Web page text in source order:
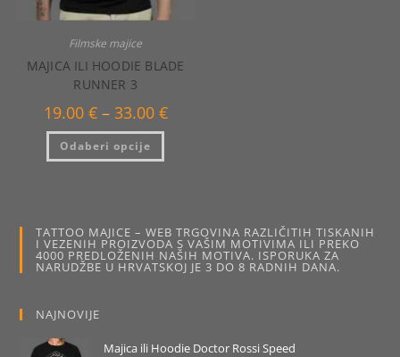
Filmske majice
MAJICA ILI HOODIE BLADE
RUNNER 3
19.00 € – 33.00 €Raspon
cijena:
Odaberi opcije
Ovaj
ima
odabrati
na
stranici
proizvoda
TATTOO MAJICE – WEB TRGOVINA RAZLIČITIH TISKANIH
I VEZENIH PROIZVODA S VAŠIM MOTIVIMA ILI PREKO
4000 PREDLOŽENIH NAŠIH MOTIVA. ISPORUKA ZA
NARUDŽBE U HRVATSKOJ JE 3 DO 8 RADNIH DANA.
NAJNOVIJE
Majica ili Hoodie Doctor Rossi Speed